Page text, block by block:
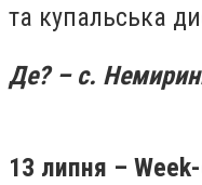
та купальська
Де? – с.
13 липня –